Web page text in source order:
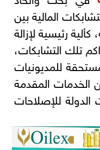
المالية بين
رئيسية لإزالة
تلك التشابكات،
للمديونيات
الخدمات المقدمة
للإصلاحات